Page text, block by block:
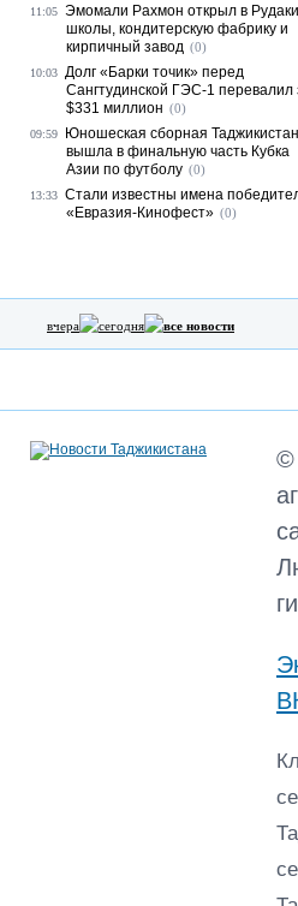
11:05 Эмомали Рахмон открыл в Рудаки
школы, кондитерскую фабрику и
кирпичный завод (0)
10:03 Долг «Барки точик» перед
Сангтудинской ГЭС-1 перевалил
$331 миллион (0)
09:59
Юношеская сборная
вышла в финальную часть Кубка
Азии по футболу (0)
13:33 Стали известны имена
«Евразия-Кинофест» (0)
вчера сегодня все новости
©